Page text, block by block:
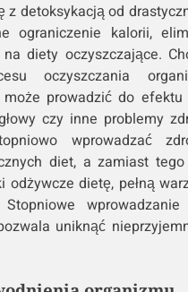
z detoksykacją od
ograniczenie kalorii,
diety oczyszczające.
oczyszczania
prowadzić do
czy inne problemy
wprowadzać
diet, a zamiast
dietę, pełną
uniknąć